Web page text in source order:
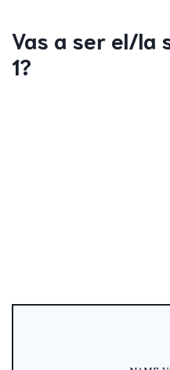
Vas a ser el/la
1?